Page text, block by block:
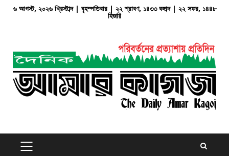
Skip৬ আগস্ট, ২০২৬ খ্রিস্টাব্দ | বৃহস্পতিবার | ২২ শ্রাবণ, ১৪৩৩ বঙ্গাব্দ | ২২ সফর, ১৪৪৮
হিজরি
PRIMARY